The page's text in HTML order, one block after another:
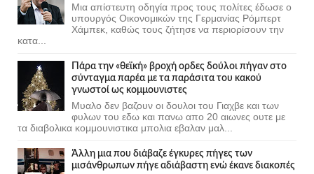
Μια απίστευτη οδηγία προς τους πολίτες έδωσε ο
υπουργός Οικονομικών της Γερμανίας Ρόμπερτ
Χάμπεκ, καθώς τους ζήτησε να περιορίσουν την
κατα...
Πάρα την «θεϊκή» βροχή ορδες δούλοι πήγαν στο
σύνταγμα παρέα με τα παράσιτα του κακού
γνωστοί ως κομμουνιστες
Μυαλο δεν βαζουν οι δουλοι του Γιαχβε και των
φυλων του εδω και πανω απο 20 αιωνες ουτε με
τα διαβολικα κομμουνιστικα μπολια εβαλαν μαλ...
Άλλη μια που διάβαζε έγκυρες πήγες των
μισάνθρωπων πήγε αδιάβαστη ενώ έκανε διακοπές